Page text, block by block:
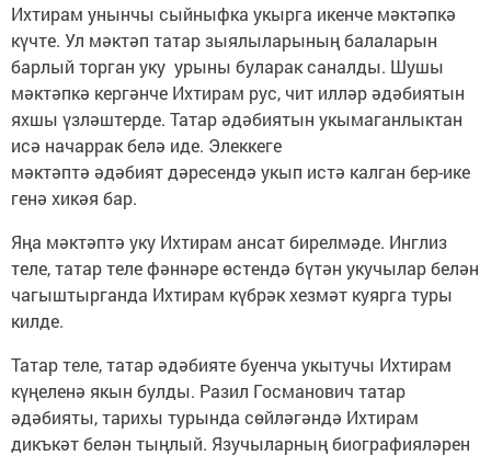
Ихтирам унынчы сыйныфка укырга икенче мәктәпкә
күчте. Ул мәктәп татар зыялыларының балаларын
барлый торган уку урыны буларак саналды. Шушы
мәктәпкә кергәнче Ихтирам рус, чит илләр әдәбиятын
яхшы үзләштерде. Татар әдәбиятын укымаганлыктан
исә начаррак белә иде. Элеккеге
мәктәптә әдәбият дәресендә укып истә калган бер-ике
генә хикәя бар.
Яңа мәктәптә уку Ихтирам ансат бирелмәде. Инглиз
теле, татар теле фәннәре өстендә бүтән укучылар белән
чагыштырганда Ихтирам күбрәк хезмәт куярга туры
килде.
Татар теле, татар әдәбияте буенча укытучы Ихтирам
күңеленә якын булды. Разил Госманович татар
әдәбияты, тарихы турында сөйләгәндә Ихтирам
дикъкәт белән тыңлый. Язучыларның биографияләрен